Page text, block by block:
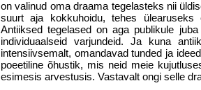
on valinud oma draama tegelasteks nii
suurt aja kokkuhoidu, tehes ülearuseks
Antiiksed tegelased on aga publikule
individuaalseid varjundeid. Ja kuna
intensiivsemalt, omandavad tunded ja
poeetiline õhustik, mis neid meie
esimesis arvestusis. Vastavalt ongi selle